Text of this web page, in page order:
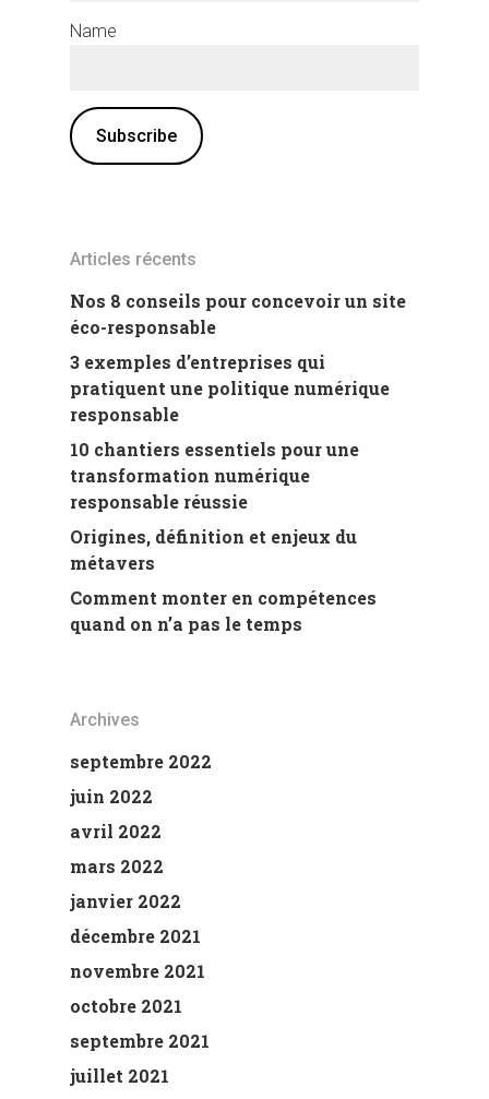
Name
Articles récents
Nos 8 conseils pour concevoir un site
éco-responsable
3 exemples d’entreprises qui
pratiquent une politique numérique
responsable
10 chantiers essentiels pour une
transformation numérique
responsable réussie
Origines, définition et enjeux du
métavers
Comment monter en compétences
quand on n’a pas le temps
Archives
septembre 2022
juin 2022
avril 2022
mars 2022
janvier 2022
décembre 2021
novembre 2021
octobre 2021
septembre 2021
juillet 2021